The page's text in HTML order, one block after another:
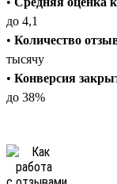
до 4,1
• Количество
тысячу
• Конверсия
до 38%